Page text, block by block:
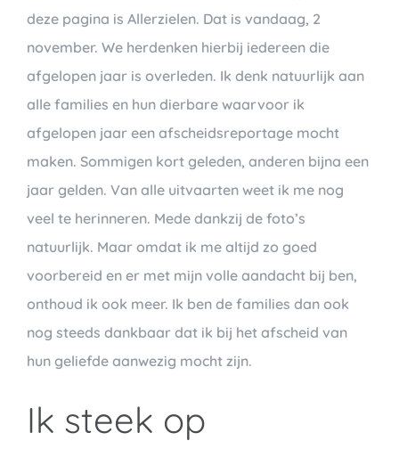
deze pagina is Allerzielen. Dat is vandaag, 2
november. We herdenken hierbij iedereen die
afgelopen jaar is overleden. Ik denk natuurlijk aan
alle families en hun dierbare waarvoor ik
afgelopen jaar een afscheidsreportage mocht
maken. Sommigen kort geleden, anderen bijna een
jaar gelden. Van alle uitvaarten weet ik me nog
veel te herinneren. Mede dankzij de foto’s
natuurlijk. Maar omdat ik me altijd zo goed
voorbereid en er met mijn volle aandacht bij ben,
onthoud ik ook meer. Ik ben de families dan ook
nog steeds dankbaar dat ik bij het afscheid van
hun geliefde aanwezig mocht zijn.
Ik steek op